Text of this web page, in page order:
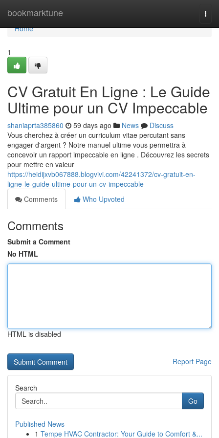
bookmarktune
Home
Home
1
CV Gratuit En Ligne : Le Guide
Ultime pour un CV Impeccable
shaniaprta385860 59 days ago News
Discuss
Vous cherchez à créer un curriculum vitae percutant sans
engager d'argent ? Notre manuel ultime vous permettra à
concevoir un rapport impeccable en ligne . Découvrez les secrets
pour mettre en valeur
https://heidijxvb067888.blogvivi.com/42241372/cv-gratuit-en-
ligne-le-guide-ultime-pour-un-cv-impeccable
Comments
Who Upvoted
Comments
Submit a Comment
No HTML
HTML is disabled
Report Page
Search
Go
Published News
1 Tempe HVAC Contractor: Your Guide to Comfort &...